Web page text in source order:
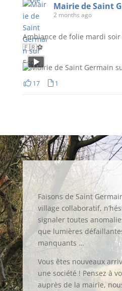
Mairie de Saint
2 months ago
Ambiance de folie mardi
🇫🇷⚽️
17 1
Faisons de Saint
village collaboratif,
signaler toutes
que lumières
manquants …
Vous êtes nouveaux
une société ! Pensez à
auprès de la mairie,